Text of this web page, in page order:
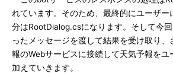
れています。そのため、最終的にユーザー
分はRootDialog.csになります。そして今
ったメッセージを渡して結果を受け取り
報のWebサービスに接続して天気予報をユ
加えていきます。